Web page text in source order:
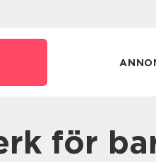
för